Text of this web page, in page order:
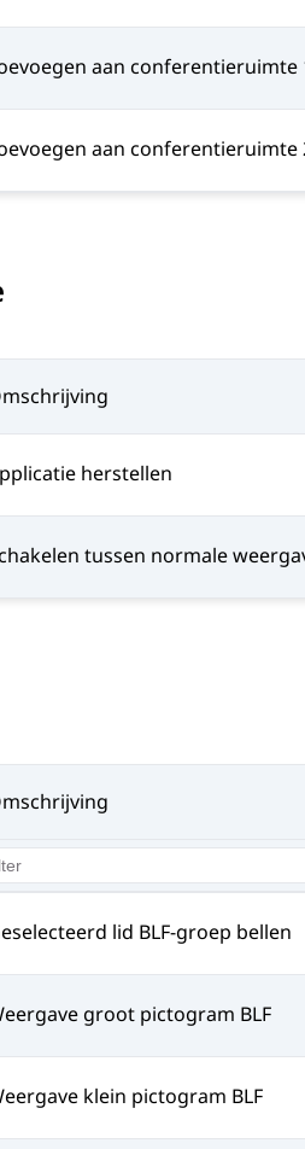
aan conferentieruimte
aan conferentieruimte
herstellen
tussen normale
lid BLF-groep bellen
groot pictogram BLF
klein pictogram BLF